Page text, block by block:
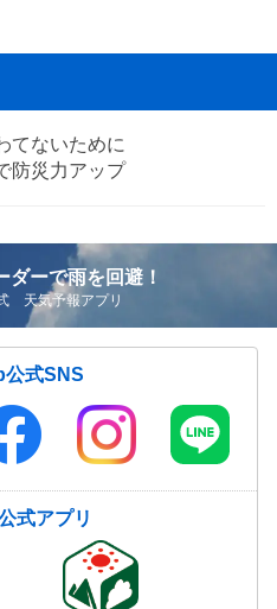
てないために
防災力アップ
ダーで雨を回避！
天気予報アプリ
式SNS
式アプリ